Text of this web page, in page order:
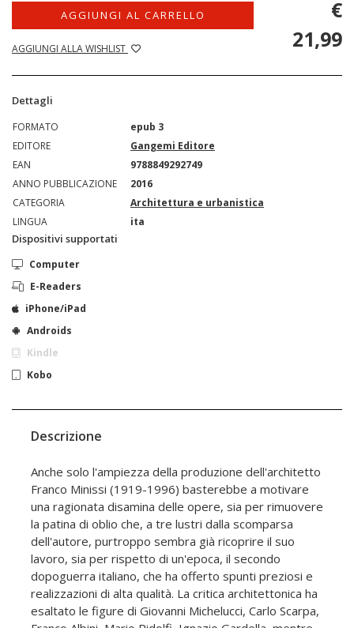
AGGIUNGI AL CARRELLO
AGGIUNGI ALLA WISHLIST
€
21,99
Dettagli
FORMATO
epub 3
EDITORE
Gangemi Editore
EAN
9788849292749
ANNO PUBBLICAZIONE
2016
CATEGORIA
Architettura e urbanistica
LINGUA
ita
Dispositivi supportati
Computer
E-Readers
iPhone/iPad
Androids
Kindle
Kobo
Descrizione
Anche solo l'ampiezza della produzione dell'architetto
Franco Minissi (1919-1996) basterebbe a motivare
una ragionata disamina delle opere, sia per rimuovere
la patina di oblio che, a tre lustri dalla scomparsa
dell'autore, purtroppo sembra già ricoprire il suo
lavoro, sia per rispetto di un'epoca, il secondo
dopoguerra italiano, che ha offerto spunti preziosi e
realizzazioni di alta qualità. La critica architettonica ha
esaltato le figure di Giovanni Michelucci, Carlo Scarpa,